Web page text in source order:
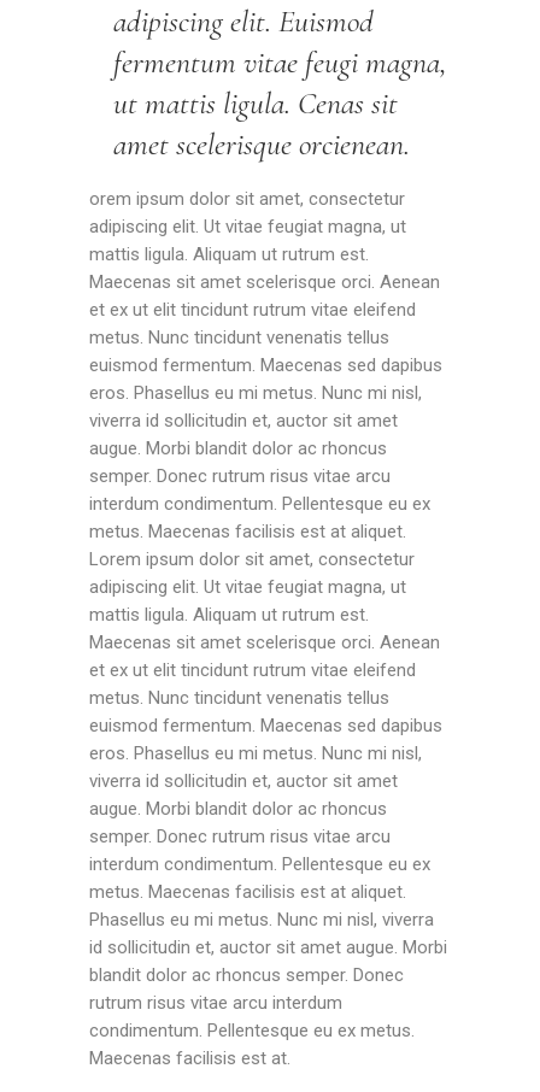
adipiscing elit. Euismod
fermentum vitae feugi magna,
ut mattis ligula. Cenas sit
amet scelerisque orcienean.
orem ipsum dolor sit amet, consectetur
adipiscing elit. Ut vitae feugiat magna, ut
mattis ligula. Aliquam ut rutrum est.
Maecenas sit amet scelerisque orci. Aenean
et ex ut elit tincidunt rutrum vitae eleifend
metus. Nunc tincidunt venenatis tellus
euismod fermentum. Maecenas sed dapibus
eros. Phasellus eu mi metus. Nunc mi nisl,
viverra id sollicitudin et, auctor sit amet
augue. Morbi blandit dolor ac rhoncus
semper. Donec rutrum risus vitae arcu
interdum condimentum. Pellentesque eu ex
metus. Maecenas facilisis est at aliquet.
Lorem ipsum dolor sit amet, consectetur
adipiscing elit. Ut vitae feugiat magna, ut
mattis ligula. Aliquam ut rutrum est.
Maecenas sit amet scelerisque orci. Aenean
et ex ut elit tincidunt rutrum vitae eleifend
metus. Nunc tincidunt venenatis tellus
euismod fermentum. Maecenas sed dapibus
eros. Phasellus eu mi metus. Nunc mi nisl,
viverra id sollicitudin et, auctor sit amet
augue. Morbi blandit dolor ac rhoncus
semper. Donec rutrum risus vitae arcu
interdum condimentum. Pellentesque eu ex
metus. Maecenas facilisis est at aliquet.
Phasellus eu mi metus. Nunc mi nisl, viverra
id sollicitudin et, auctor sit amet augue. Morbi
blandit dolor ac rhoncus semper. Donec
rutrum risus vitae arcu interdum
condimentum. Pellentesque eu ex metus.
Maecenas facilisis est at.